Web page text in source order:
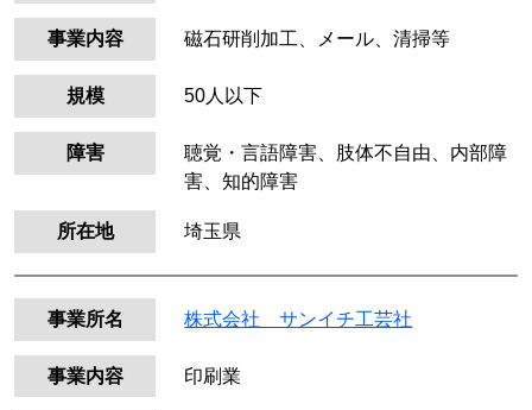
事業内容 磁石研削加工、メール、清掃等
規模 50人以下
障害
聴覚・言語障害、肢体不自由、内部障
害、知的障害
所在地 埼玉県
事業所名 株式会社 サンイチ工芸社
事業内容 印刷業